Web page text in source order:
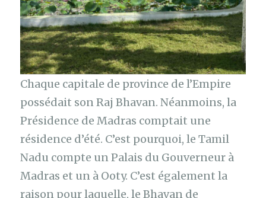
Chaque capitale de province de l’Empire
possédait son Raj Bhavan. Néanmoins, la
Présidence de Madras comptait une
résidence d’été. C’est pourquoi, le Tamil
Nadu compte un Palais du Gouverneur à
Madras et un à Ooty. C’est également la
raison pour laquelle, le Bhavan de